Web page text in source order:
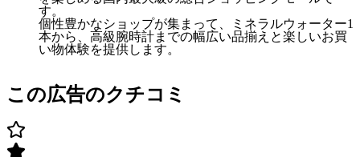
す。
個性豊かなショップが集まって、ミネラルウォーター1
本から、高級腕時計までの幅広い品揃えと楽しいお買
い物体験を提供します。
この広告のクチコミ